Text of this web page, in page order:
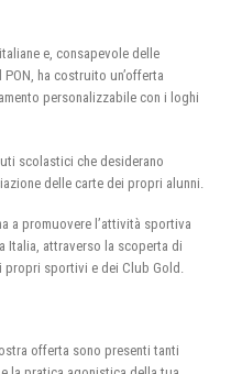
e, consapevole delle
ha costruito un’offerta
personalizzabile con i loghi
scolastici che desiderano
delle carte dei propri alunni.
a promuovere l’attività sportiva
Italia, attraverso la scoperta di
sportivi e dei Club Gold.
offerta sono presenti tanti